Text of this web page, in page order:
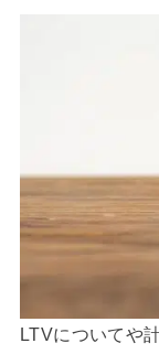
LTVについてや